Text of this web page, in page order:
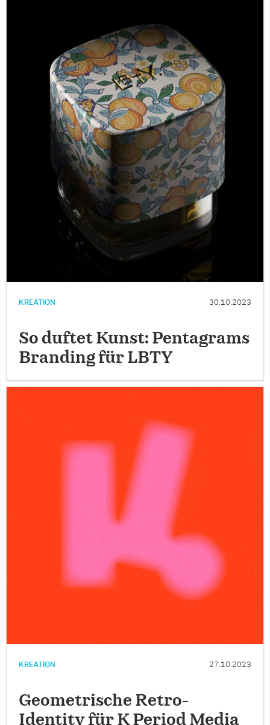
KREATION 30.10.2023
So duftet Kunst: Pentagrams
Branding für LBTY
KREATION 27.10.2023
Geometrische Retro-
Identity für K Period Media